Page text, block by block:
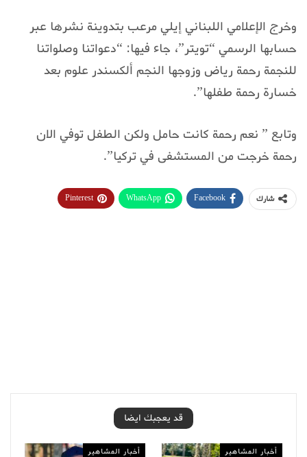
وخرج الإعلامي اللبناني إيلي مرعب بتدوينة نشرها عبر
حسابها الرسمي “تويتر”، جاء فيها: “دعواتنا وصلواتنا
للنجمة رحمة رياض وزوجها النجم ألكسندر علوم بعد
خسارة رحمة طفلها”.
وتابع ” نعم رحمة كانت حامل ولكن الطفل توفي الان
رحمة خرجت من المستشفى في تركيا”.
شارك Facebook
WhatsApp
Pinterest
قد يعجبك ايضا
أخبار المشاهير أخبار المشاهير